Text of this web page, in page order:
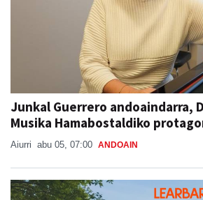
Junkal Guerrero andoaindarra,
Musika Hamabostaldiko
Aiurri abu 05, 07:00 ANDOAIN